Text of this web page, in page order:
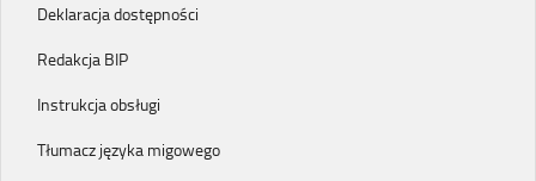
Deklaracja dostępności
Redakcja BIP
Instrukcja obsługi
Tłumacz języka migowego